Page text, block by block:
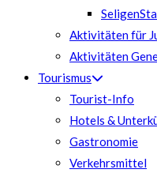
Aktivitäten für
Aktivitäten
Tourismus
Tourist-Info
Hotels &
Gastronomie
Verkehrsmittel